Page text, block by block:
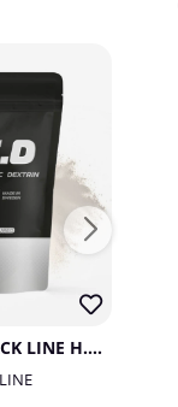
SOLID Nutrition BLACK LINE H.B.C.D, 900 g